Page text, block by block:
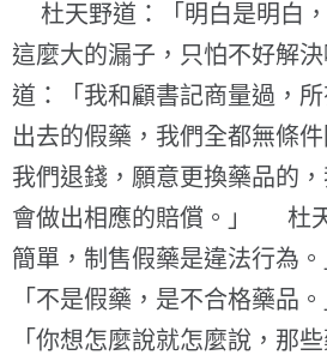
杜天野道：「明白是明白
這麼大的漏子，只怕不好
道：「我和顧書記商量過，
出去的假藥，我們全都無條
我們退錢，願意更換藥品的
會做出相應的賠償。」 杜
簡單，制售假藥是違法行為
「不是假藥，是不合格藥品
「你想怎麼說就怎麼說，那